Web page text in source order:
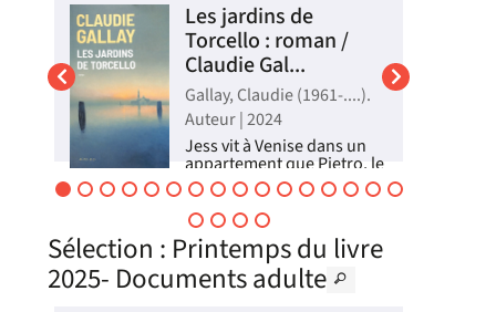
Les jardins de
Torcello : roman /
Claudie Gal...
Gallay, Claudie (1961-....).
Auteur | 2024
Jess vit à Venise dans un
appartement que Pietro, le
fils de madame Barnes, lui
prête. Lorsqu'il se décide à
vendre, il la met en contact
avec Maxence Darsène, un
avocat pénaliste réputé
dans la région qui habite
une petite maison...
Sélection : Printemps du livre
2025- Documents adulte